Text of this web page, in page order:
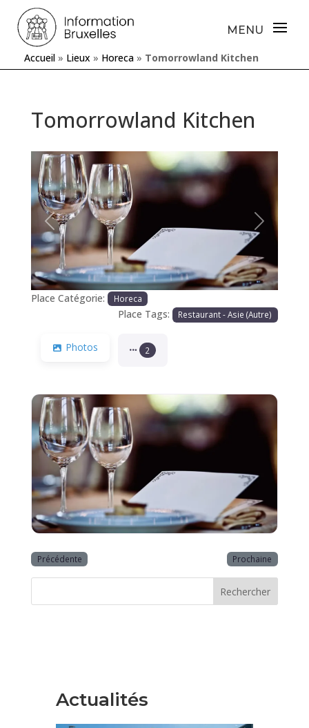
Accueil » Lieux » Horeca » Tomorrowland Kitchen
Tomorrowland Kitchen
Précédente Prochaine
Place Catégorie: Horeca
Place Tags: Restaurant - Asie (Autre)
Photos 2
Précédente Prochaine
Rechercher
Actualités